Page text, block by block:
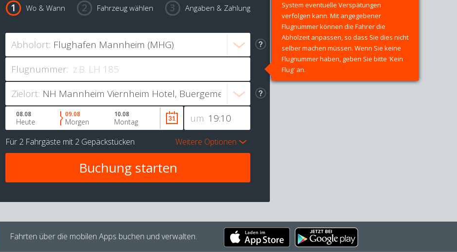
Wo & Wann Fahrzeug wählen Angaben & Zahlung
Abholort:
Flugnummer:
System eventuelle Verspätungen
verfolgen kann. Mit angegebener
Flugnummer können die Fahrer die
Abholzeit anpassen, so dass Sie dies nicht
selber machen müssen. Wenn Sie keine
Flugnummer haben, geben Sie bitte 'Kein
Flug' an.
Zielort:
um
08.08
Heute
09.08
Morgen
10.08
Montag
Für 2 Fahrgäste mit 2 Gepäckstücken Weitere Optionen
Fahrten über die mobilen Apps buchen und verwalten.